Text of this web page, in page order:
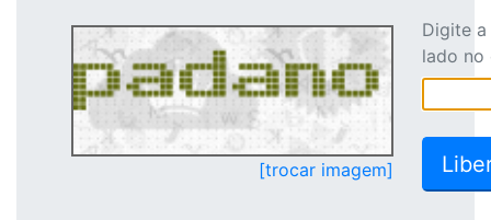
[trocar imagem]
Digite
lado no